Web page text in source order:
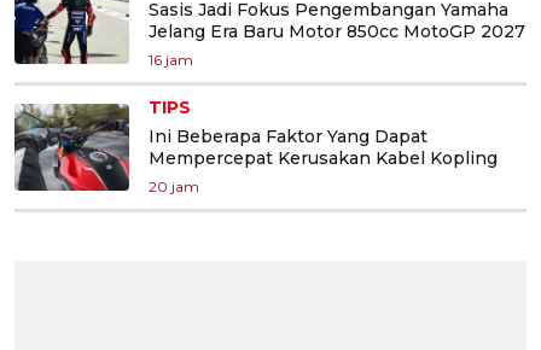
Sasis Jadi Fokus Pengembangan Yamaha
Jelang Era Baru Motor 850cc MotoGP 2027
16 jam
TIPS
Ini Beberapa Faktor Yang Dapat
Mempercepat Kerusakan Kabel Kopling
20 jam